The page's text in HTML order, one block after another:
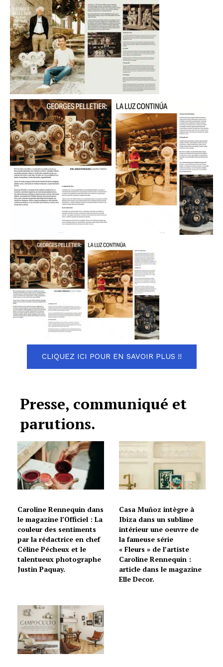
CLIQUEZ ICI POUR EN SAVOIR PLUS !!
Presse, communiqué et
parutions.
Caroline Rennequin dans
le magazine l’Officiel : La
couleur des sentiments
par la rédactrice en chef
Céline Pécheux et le
talentueux photographe
Justin Paquay.
Casa Muñoz intègre à
Ibiza dans un sublime
intérieur une oeuvre de
la fameuse série
« Fleurs » de l’artiste
Caroline Rennequin :
article dans le magazine
Elle Decor.